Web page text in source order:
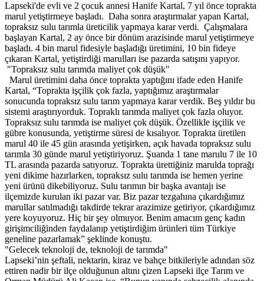
Lapseki'de evli ve 2 çocuk annesi Hanife Kartal, 7 yıl önce toprakta
marul yetiştirmeye başladı. Daha sonra araştırmalar yapan Kartal,
topraksız sulu tarımla üreticilik yapmaya karar verdi. Çalışmalara
başlayan Kartal, 2 ay önce bir dönüm arazisinde marul yetiştirmeye
başladı. 4 bin marul fidesiyle başladığı üretimini, 10 bin fideye
çıkaran Kartal, yetiştirdiği marulları ise pazarda satışını yapıyor.
"Topraksız sulu tarımda maliyet çok düşük"
Marul üretimini daha önce toprakta yaptığını ifade eden Hanife
Kartal, “Toprakta işçilik çok fazla, yaptığımız araştırmalar
sonucunda topraksız sulu tarım yapmaya karar verdik. Beş yıldır bu
sistemi araştırıyorduk. Topraklı tarımda maliyet çok fazla oluyor.
Topraksız sulu tarımda ise maliyet çok düşük. Özellikle işçilik ve
gübre konusunda, yetiştirme süresi de kısalıyor. Toprakta üretilen
marul 40 ile 45 gün arasında yetişirken, açık havada topraksız sulu
tarımla 30 günde marul yetiştiriyoruz. Şuanda 1 tane marulu 7 ile 10
TL arasında pazarda satıyoruz. Toprakta ürettiğiniz marulda toprağı
yeni dikime hazırlarken, topraksız sulu tarımda ise hemen yerine
yeni ürünü dikebiliyoruz. Sulu tarımın bir başka avantajı ise
ilçemizde kurulan iki pazar var. Biz pazar tezgahına çıkardığımız
marullar satılmadığı takdirde tekrar arazimize getiriyor, çıkardığımız
yere koyuyoruz. Hiç bir şey olmuyor. Benim amacım genç kadın
girişimciliğinden faydalanıp yetiştirdiğim ürünleri tüm Türkiye
geneline pazarlamak” şeklinde konuştu.
"Gelecek teknoloji de, teknoloji de tarımda"
Lapseki’nin şeftali, nektarin, kiraz ve bahçe bitkileriyle adından söz
ettiren nadir bir ilçe olduğunun altını çizen Lapseki ilçe Tarım ve